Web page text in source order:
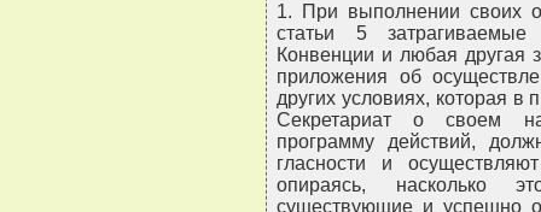
1. При выполнении своих
статьи 5
Конвенции и любая другая
приложения об
других условиях, которая
Секретариат о своем
программу действий,
гласности и
опираясь, насколько
существующие и успешно